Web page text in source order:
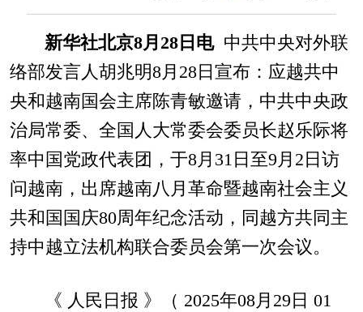
新华社北京8月28日电中共中央对外联
络部发言人胡兆明8月28日宣布：应越共中
央和越南国会主席陈青敏邀请，中共中央政
治局常委、全国人大常委会委员长赵乐际将
率中国党政代表团，于8月31日至9月2日访
问越南，出席越南八月革命暨越南社会主义
共和国国庆80周年纪念活动，同越方共同主
持中越立法机构联合委员会第一次会议。
《 人民日报 》（ 2025年08月29日 01